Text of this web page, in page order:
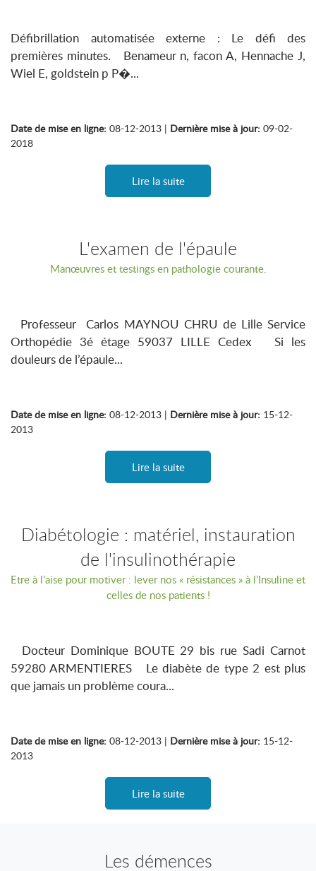
Défibrillation automatisée externe : Le défi des
premières minutes. Benameur n, facon A, Hennache J,
Wiel E, goldstein p P�...
Date de mise en ligne: 08-12-2013 | Dernière mise à jour: 09-02-
2018
Lire la suite
L'examen de l'épaule
Manœuvres et testings en pathologie courante.
Professeur Carlos MAYNOU CHRU de Lille Service
Orthopédie 3é étage 59037 LILLE Cedex Si les
douleurs de l’épaule...
Date de mise en ligne: 08-12-2013 | Dernière mise à jour: 15-12-
2013
Lire la suite
Diabétologie : matériel, instauration
de l'insulinothérapie
Etre à l’aise pour motiver : lever nos « résistances » à l’Insuline et
celles de nos patients !
Docteur Dominique BOUTE 29 bis rue Sadi Carnot
59280 ARMENTIERES Le diabète de type 2 est plus
que jamais un problème coura...
Date de mise en ligne: 08-12-2013 | Dernière mise à jour: 15-12-
2013
Lire la suite
Les démences